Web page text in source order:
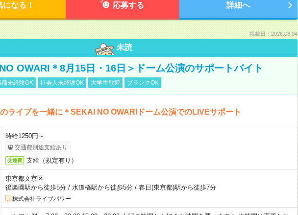
になる！ 応募する 詳細へ
掲載日：2026.08.04
未読
OWARI＊8月15日・16日＞ドーム公演のサポートバイト
種未経験OK 社会人未経験OK 大学生歓迎 ブランクOK
ライブを一緒に＊SEKAI NO OWARIドーム公演でのLIVEサポート
時給1250円～
交通費別途支給あり
交通費 支給（規定有り）
東京都文京区
後楽園駅から徒歩5分/ 水道橋駅から徒歩5分/ 春日(東京都)駅から徒歩7分
株式会社ライブパワー